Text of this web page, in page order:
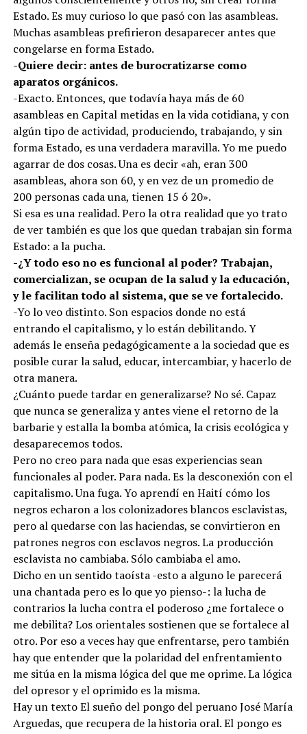
Estado. Es muy curioso lo que pasó con las asambleas.
Muchas asambleas prefirieron desaparecer antes que
congelarse en forma Estado.
-Quiere decir: antes de burocratizarse como
aparatos orgánicos.
-Exacto. Entonces, que todavía haya más de 60
asambleas en Capital metidas en la vida cotidiana, y con
algún tipo de actividad, produciendo, trabajando, y sin
forma Estado, es una verdadera maravilla. Yo me puedo
agarrar de dos cosas. Una es decir «ah, eran 300
asambleas, ahora son 60, y en vez de un promedio de
200 personas cada una, tienen 15 ó 20».
Si esa es una realidad. Pero la otra realidad que yo trato
de ver también es que los que quedan trabajan sin forma
Estado: a la pucha.
-¿Y todo eso no es funcional al poder? Trabajan,
comercializan, se ocupan de la salud y la educación,
y le facilitan todo al sistema, que se ve fortalecido.
-Yo lo veo distinto. Son espacios donde no está
entrando el capitalismo, y lo están debilitando. Y
además le enseña pedagógicamente a la sociedad que es
posible curar la salud, educar, intercambiar, y hacerlo de
otra manera.
¿Cuánto puede tardar en generalizarse? No sé. Capaz
que nunca se generaliza y antes viene el retorno de la
barbarie y estalla la bomba atómica, la crisis ecológica y
desaparecemos todos.
Pero no creo para nada que esas experiencias sean
funcionales al poder. Para nada. Es la desconexión con el
capitalismo. Una fuga. Yo aprendí en Haití cómo los
negros echaron a los colonizadores blancos esclavistas,
pero al quedarse con las haciendas, se convirtieron en
patrones negros con esclavos negros. La producción
esclavista no cambiaba. Sólo cambiaba el amo.
Dicho en un sentido taoísta -esto a alguno le parecerá
una chantada pero es lo que yo pienso-: la lucha de
contrarios la lucha contra el poderoso ¿me fortalece o
me debilita? Los orientales sostienen que se fortalece al
otro. Por eso a veces hay que enfrentarse, pero también
hay que entender que la polaridad del enfrentamiento
me sitúa en la misma lógica del que me oprime. La lógica
del opresor y el oprimido es la misma.
Hay un texto El sueño del pongo del peruano José María
Arguedas, que recupera de la historia oral. El pongo es